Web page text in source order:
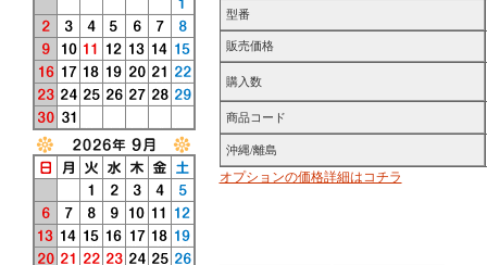
型番
販売価格
購入数
商品コード
沖縄/離島
オプションの価格詳細はコチラ